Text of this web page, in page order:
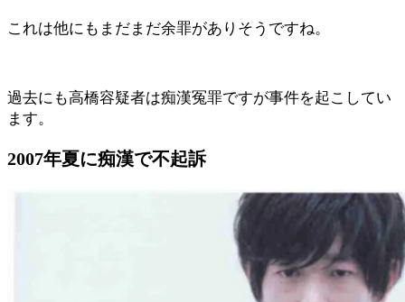
これは他にもまだまだ余罪がありそうですね。
過去にも高橋容疑者は痴漢冤罪ですが事件を起こしてい
ます。
2007年夏に痴漢で不起訴